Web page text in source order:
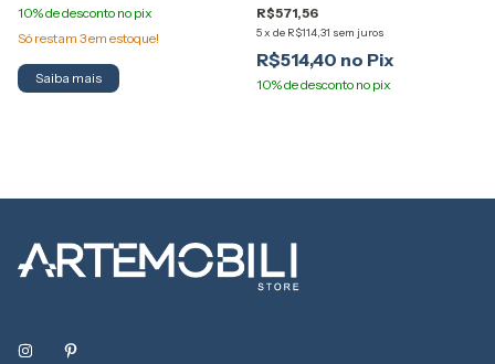
Só restam 3em estoque!
Saiba mais
R$571,56
5x de R$114,31 sem juros
R$514,40